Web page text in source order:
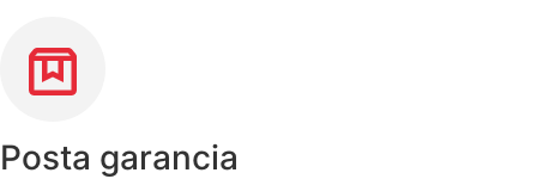
Posta garancia